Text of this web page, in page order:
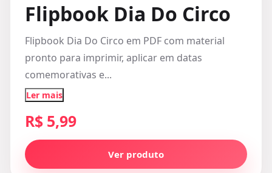
Flipbook Dia Do Circo
Flipbook Dia Do Circo em PDF com material
pronto para imprimir, aplicar em datas
comemorativas e...
Ler mais
R$ 5,99
Ver produto